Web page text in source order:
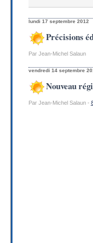
lundi 17 septembre 2012
Précisions
Par Jean-Michel Salaun
vendredi 14 septembre
Nouveau
Par Jean-Michel Salaun -